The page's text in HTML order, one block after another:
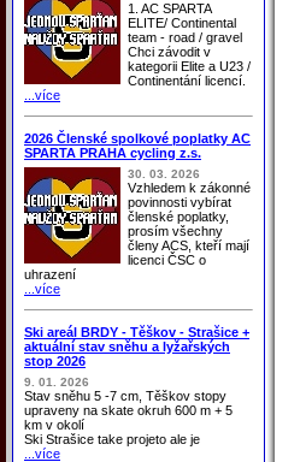
1. AC SPARTA
ELITE/ Continental
team - road / gravel
Chci závodit v
kategorii Elite a U23 /
Continentání licencí.
...více
2026 Členské spolkové poplatky AC
SPARTA PRAHA cycling z.s.
30. 03. 2026
Vzhledem k zákonné
povinnosti vybírat
členské poplatky,
prosím všechny
členy ACS, kteří mají
licenci ČSC o
uhrazení
...více
Ski areál BRDY - Těškov - Strašice +
aktuální stav sněhu a lyžařských
stop 2026
9. 01. 2026
Stav sněhu 5 -7 cm, Těškov stopy
upraveny na skate okruh 600 m + 5
km v okolí
Ski Strašice take projeto ale je
...více